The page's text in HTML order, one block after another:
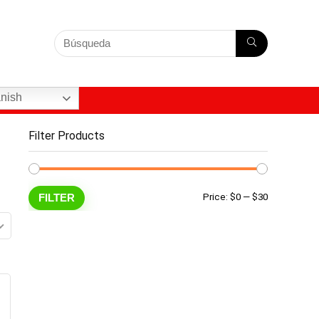
Filter Products
Min
Max
FILTER Price: $0 — $30